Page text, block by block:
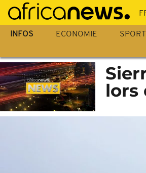
Passer
au
contenu
INFOS ECONOMIE SPORT
lors